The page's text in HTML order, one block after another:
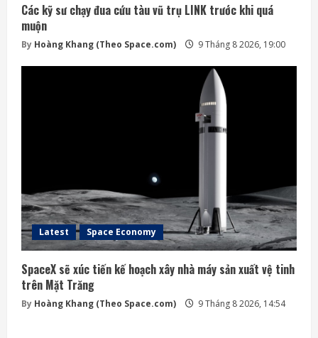
Các kỹ sư chạy đua cứu tàu vũ trụ LINK trước khi quá
muộn
By Hoàng Khang (Theo Space.com) 9 Tháng 8 2026, 19:00
Latest Space Economy
SpaceX sẽ xúc tiến kế hoạch xây nhà máy sản xuất vệ tinh
trên Mặt Trăng
By Hoàng Khang (Theo Space.com) 9 Tháng 8 2026, 14:54